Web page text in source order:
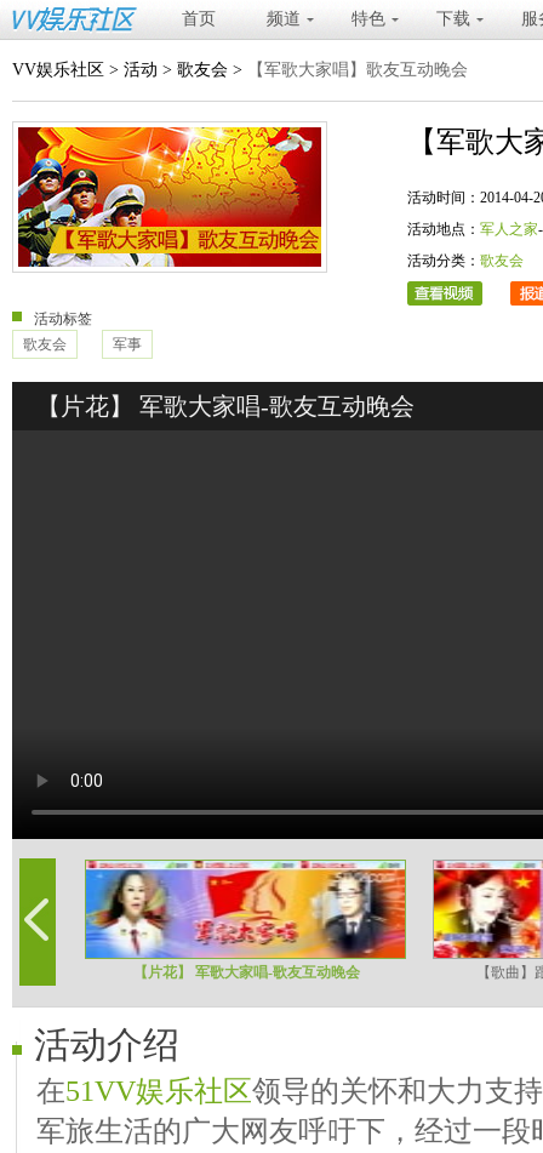
首页 频道 特色 下载 服
VV娱乐社区 > 活动 > 歌友会 > 【军歌大家唱】歌友互动晚会
【军歌大
活动时间：2014-04-
活动地点： 军人之家
活动分类： 歌友会
活动标签
歌友会
军事
【片花】 军歌大家唱-歌友互动晚会
【片花】 军歌大家唱-歌友互动晚会 【歌曲
活动介绍
在51VV娱乐社区领导的关怀和大力支
军旅生活的广大网友呼吁下，经过一